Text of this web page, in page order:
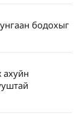
бодохыг
ахуйн